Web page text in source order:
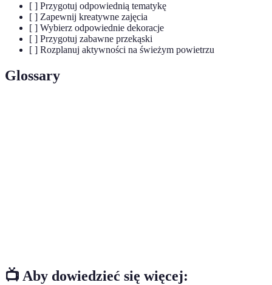
[ ] Przygotuj odpowiednią tematykę
[ ] Zapewnij kreatywne zajęcia
[ ] Wybierz odpowiednie dekoracje
[ ] Przygotuj zabawne przekąski
[ ] Rozplanuj aktywności na świeżym powietrzu
Glossary
📺 Aby dowiedzieć się więcej: